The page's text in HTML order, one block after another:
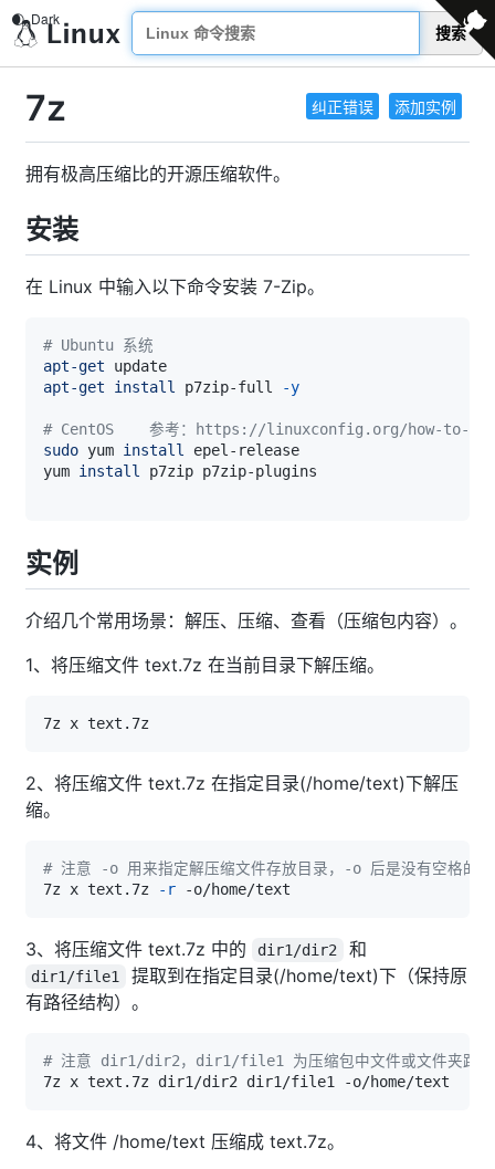
搜索
纠正错误 添加实例
7z
拥有极高压缩比的开源压缩软件。
安装
在 Linux 中输入以下命令安装 7-Zip。
# Ubuntu 系统
apt-get
apt-get
install p7zip-full -y
# CentOS    参考：https://linuxconfig.org/how-to-
sudo yum install
yum install
实例
介绍几个常用场景：解压、压缩、查看（压缩包内容）。
1、将压缩文件 text.7z 在当前目录下解压缩。
2、将压缩文件 text.7z 在指定目录(/home/text)下解压
缩。
# 注意 -o 用来指定解压缩文件存放目录，-o 后是没有空格的，
7z x text.7z
-r
3、将压缩文件 text.7z 中的 dir1/dir2 和
dir1/file1
提取到在指定目录(/home/text)下（保持原
有路径结构）。
# 注意 dir1/dir2，dir1/file1 为压缩包中文件或文件夹路径
4、将文件 /home/text 压缩成 text.7z。